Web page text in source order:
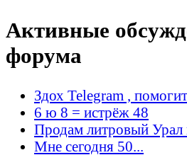
Активные
форума
Здох Telegram ,
6 ю 8 = истрёж 48
Продам литровый Урал
Мне сегодня 50...